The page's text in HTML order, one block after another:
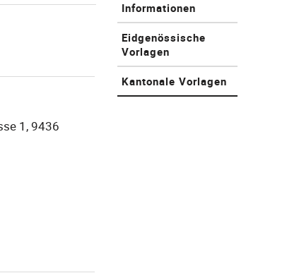
1, 9436
neuen Fenster geöffnet.
Informationen
Eidgenössische
Vorlagen
Kantonale Vorlagen